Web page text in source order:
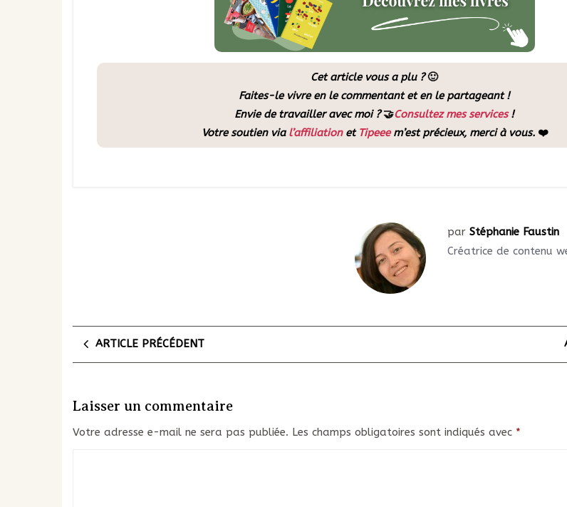
Cet article vous a plu ?🙂
Faites-le vivre en le commentant et en le partageant !
Envie de travailler avec moi ?🤝Consultez mes services!
Votre soutien via l’affiliationet Tipeeem’est précieux, merci à vous.❤️
par Stéphanie Faustin
Créatrice de contenu
ARTICLE PRÉCÉDENT
Laisser un commentaire
Votre adresse e-mail ne sera pas publiée. Les champs obligatoires sont indiqués avec *